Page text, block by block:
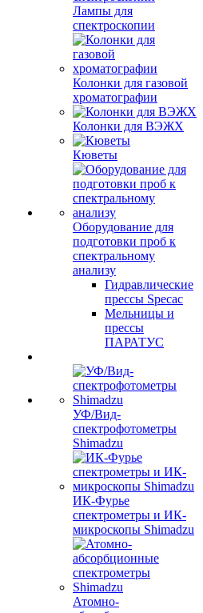
Лампы для
спектроскопии
Колонки для газовой
хроматографии
Колонки для ВЭЖХ
Кюветы
Оборудование для
подготовки проб к
спектральному
анализу
Гидравлические
прессы Specac
Мельницы и
прессы
ПАРАТУС
УФ/Вид-
спектрофотометры
Shimadzu
ИК-Фурье
спектрометры и ИК-
микроскопы Shimadzu
Атомно-